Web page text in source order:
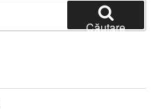
Căutare